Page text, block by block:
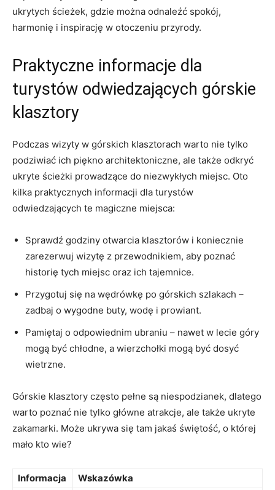
ukrytych ścieżek,⁢ gdzie‍ można⁢ odnaleźć spokój,
harmonię i inspirację w otoczeniu przyrody.
Praktyczne informacje dla
turystów odwiedzających górskie
klasztory
Podczas wizyty‍ w‌ górskich klasztorach ⁢warto nie tylko‌
podziwiać ⁢ich piękno architektoniczne, ‌ale także odkryć‍
ukryte ścieżki prowadzące do niezwykłych miejsc. Oto
kilka praktycznych informacji‍ dla turystów
odwiedzających te magiczne miejsca:
Sprawdź godziny otwarcia klasztorów i koniecznie
zarezerwuj⁤ wizytę z przewodnikiem, aby poznać
historię tych miejsc oraz ich tajemnice.
Przygotuj się na wędrówkę po górskich ‌szlakach –
zadbaj o wygodne buty, ⁤wodę‍ i prowiant.
Pamiętaj o odpowiednim ubraniu – nawet ⁣w lecie góry
mogą być chłodne, a wierzchołki mogą być dosyć
wietrzne.
Górskie klasztory często pełne są niespodzianek, dlatego⁤
warto poznać nie tylko główne atrakcje, ale także ukryte
zakamarki. Może ukrywa ​się tam jakaś świętość, o której
mało kto wie?
Informacja Wskazówka